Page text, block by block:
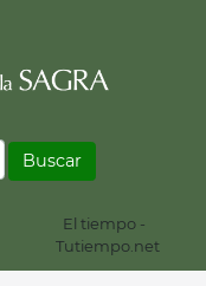
El tiempo -
Tutiempo.net